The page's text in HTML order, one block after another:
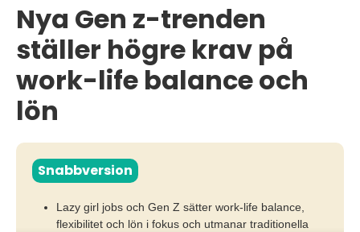
Nya Gen z-trenden
ställer högre krav på
work-life balance och
lön
Snabbversion
Lazy girl jobs och Gen Z sätter work-life balance,
flexibilitet och lön i fokus och utmanar traditionella